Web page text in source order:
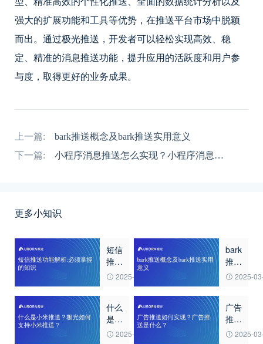
强大的扩展功能和工具等优势，在推送平台市场中脱颖
而出。通过极光推送，开发者可以轻松实现高效、稳
定、精准的消息推送功能，提升应用的活跃度和用户参
与度，取得更好的业务成果。
上一篇:
bark推送概念及bark推送实用意义
下一篇:
小程序消息推送怎么实现？小程序消息推送用途
更多小知识
短信
推送
功能
必须
掌握
的知
2025-03-20
bark
推送
概念
推送
实用
意义
2025-
什么
是小
米推2025-03-20
广告
推送
如何2025-